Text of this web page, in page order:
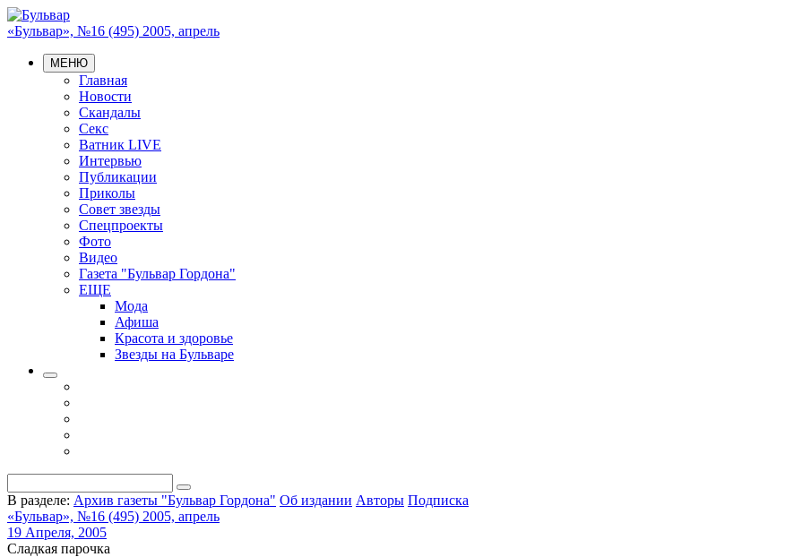
«Бульвар», №16 (495) 2005, апрель
МЕНЮ
Главная
Новости
Скандалы
Секс
Ватник LIVE
Интервью
Публикации
Приколы
Совет звезды
Спецпроекты
Фото
Видео
Газета "Бульвар Гордона"
ЕЩЕ
Мода
Афиша
Красота и здоровье
Звезды на Бульваре
В разделе: Архив газеты "Бульвар Гордона" Об издании Авторы Подписка
«Бульвар», №16 (495) 2005, апрель
19 Апреля, 2005
Сладкая парочка